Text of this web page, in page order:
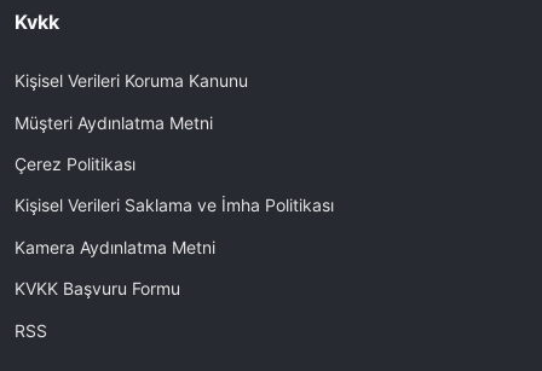
Kvkk
Kişisel Verileri Koruma Kanunu
Müşteri Aydınlatma Metni
Çerez Politikası
Kişisel Verileri Saklama ve İmha Politikası
Kamera Aydınlatma Metni
KVKK Başvuru Formu
RSS